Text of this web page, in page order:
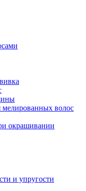
мелированных волос
окрашивании
и упругости